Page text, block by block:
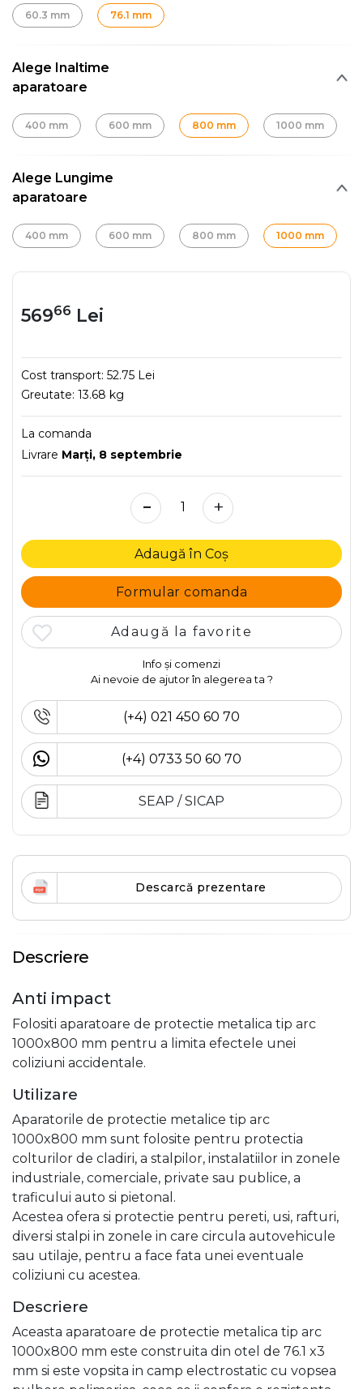
60.3 mm 76.1 mm
Alege Inaltime
aparatoare
400 mm 600 mm 800 mm 1000 mm
Alege Lungime
aparatoare
400 mm 600 mm 800 mm 1000 mm
56966 Lei
Cost transport: 52.75 Lei
Greutate: 13.68 kg
La comanda
Livrare Marţi, 8 septembrie
- +
Adaugă în Coș
Formular comanda
Adaugă la favorite
Info și comenzi
Ai nevoie de ajutor în alegerea ta ?
(+4) 021 450 60 70
(+4) 0733 50 60 70
SEAP / SICAP
Descarcă prezentare
Descriere
Anti impact
Folositi aparatoare de protectie metalica tip arc
1000x800 mm pentru a limita efectele unei
coliziuni accidentale.
Utilizare
Aparatorile de protectie metalice tip arc
1000x800 mm sunt folosite pentru protectia
colturilor de cladiri, a stalpilor, instalatiilor in zonele
industriale, comerciale, private sau publice, a
traficului auto si pietonal.
Acestea ofera si protectie pentru pereti, usi, rafturi,
diversi stalpi in zonele in care circula autovehicule
sau utilaje, pentru a face fata unei eventuale
coliziuni cu acestea.
Descriere
Aceasta aparatoare de protectie metalica tip arc
1000x800 mm este construita din otel de 76.1 x3
mm si este vopsita in camp electrostatic cu vopsea